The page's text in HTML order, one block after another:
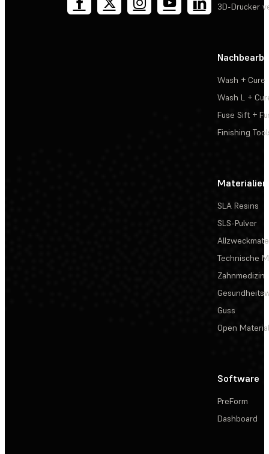
3D-Drucker
Wash + Cure
Wash L +
Fuse Sift +
Finishing
Materialien
SLA Resins
SLS-Pulver
Technische
Zahnmedizin
Guss
Open
Software
PreForm
Dashboard